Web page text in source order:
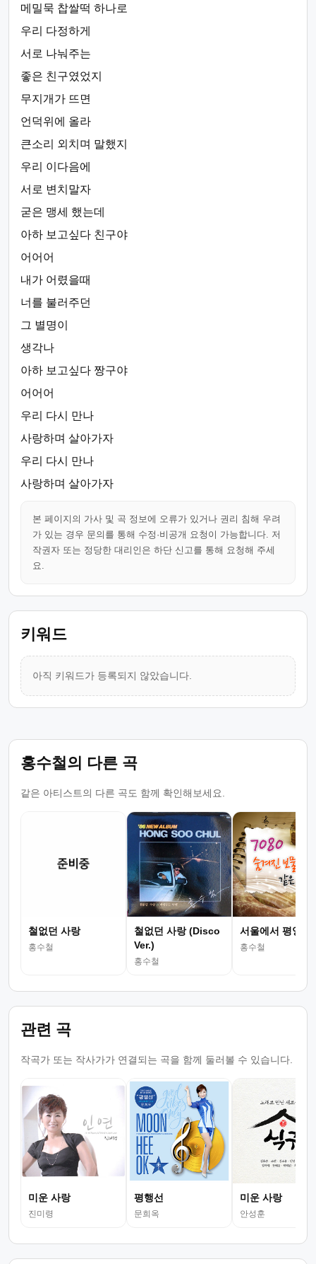
메밀묵 찹쌀떡 하나로
우리 다정하게
서로 나눠주는
좋은 친구였었지
무지개가 뜨면
언덕위에 올라
큰소리 외치며 말했지
우리 이다음에
서로 변치말자
굳은 맹세 했는데
아하 보고싶다 친구야
어어어
내가 어렸을때
너를 불러주던
그 별명이
생각나
아하 보고싶다 짱구야
어어어
우리 다시 만나
사랑하며 살아가자
우리 다시 만나
사랑하며 살아가자
본 페이지의 가사 및 곡 정보에 오류가 있거나 권리 침해 우려
가 있는 경우 문의를 통해 수정·비공개 요청이 가능합니다. 저
작권자 또는 정당한 대리인은 하단 신고를 통해 요청해 주세
요.
키워드
아직 키워드가 등록되지 않았습니다.
홍수철의 다른 곡
같은 아티스트의 다른 곡도 함께 확인해보세요.
철없던 사랑
홍수철
철없던 사랑 (Disco
Ver.)
홍수철
서울에서 평양까
홍수철
관련 곡
작곡가 또는 작사가가 연결되는 곡을 함께 둘러볼 수 있습니다.
미운 사랑
진미령
평행선
문희옥
미운 사랑
안성훈